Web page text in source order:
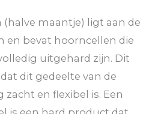
(halve maantje) ligt aan de
en bevat hoorncellen die
uitgehard zijn. Dit
dit gedeelte van de
zacht en flexibel is. Een